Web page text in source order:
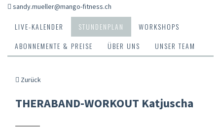
sandy.mueller@mango-fitness.ch
LIVE-KALENDER STUNDENPLAN
WORKSHOPS
ABONNEMENTE & PREISE
ÜBER UNS UNSER TEAM
Zurück
THERABAND-WORKOUT Katjuscha